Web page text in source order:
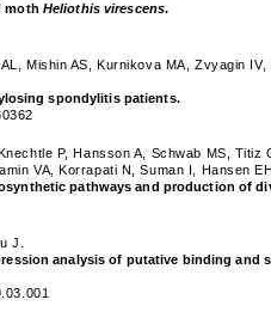
moth Heliothis virescens.
Mishin AS, Kurnikova MA, Zvyagin
spondylitis patients.
P, Hansson A, Schwab MS, Titiz
VA, Korrapati N, Suman I, Hansen
pathways and production of
J.
analysis of putative binding